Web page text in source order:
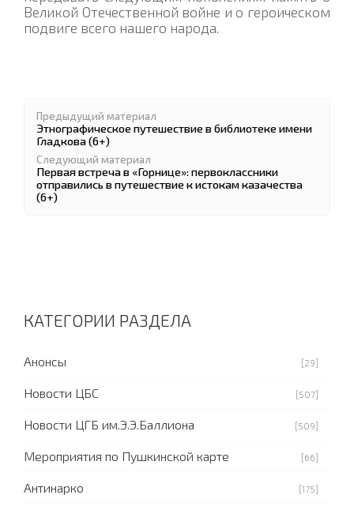
Великой Отечественной войне и о героическом
подвиге всего нашего народа.
Предыдущий материал
Этнографическое путешествие в библиотеке имени
Гладкова (6+)
Следующий материал
Первая встреча в «Горнице»: первоклассники
отправились в путешествие к истокам казачества
(6+)
КАТЕГОРИИ РАЗДЕЛА
Анонсы [29]
Новости ЦБС [507]
Новости ЦГБ им.Э.Э.Баллиона [509]
Мероприятия по Пушкинской карте [66]
Антинарко [175]